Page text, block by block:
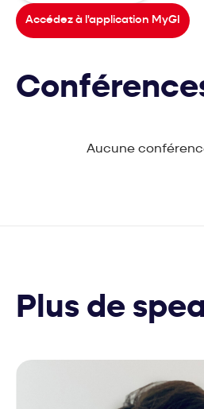
Accédez à l'application MyGI
Aucune
Plus de